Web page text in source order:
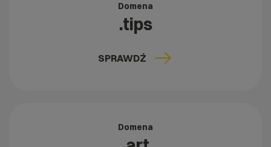
Domena
.tips
SPRAWDŹ
Domena